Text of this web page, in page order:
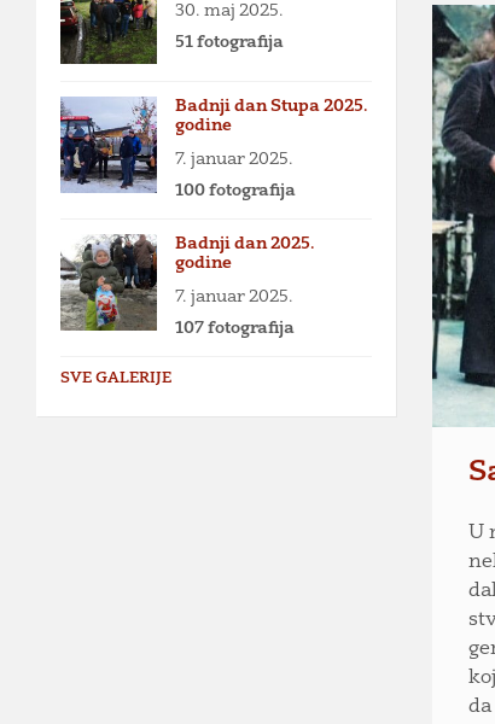
U
30. maj 2025.
51 fotografija
Badnji dan Stupa 2025.
godine
7. januar 2025.
100 fotografija
Badnji dan 2025.
godine
7. januar 2025.
107 fotografija
SVE GALERIJE